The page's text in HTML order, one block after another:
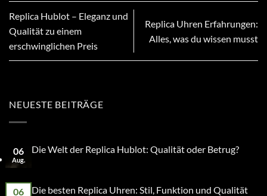
Replica Hublot – Eleganz und
Qualität zu einem
erschwinglichen Preis
Replica Uhren Erfahrungen:
Alles, was du wissen musst
NEUESTE BEITRÄGE
06
Aug.
Die Welt der Replica Hublot: Qualität oder Betrug?
06 Die besten Replica Uhren: Stil, Funktion und Qualität